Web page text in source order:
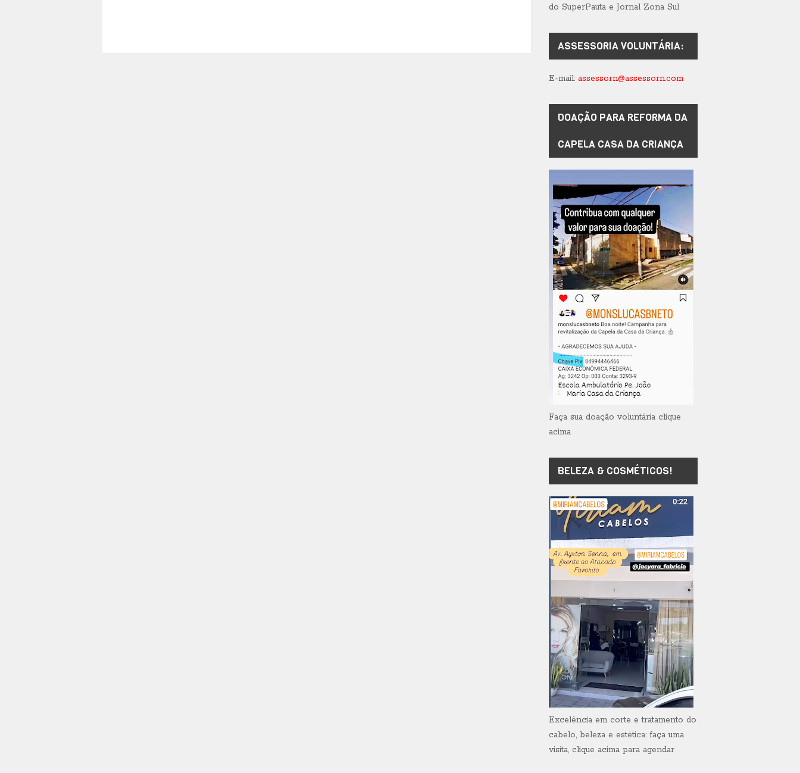
do SuperPauta e Jornal Zona Sul
ASSESSORIA VOLUNTÁRIA:
E-mail: assessorn@assessorn.com
DOAÇÃO PARA REFORMA DA
CAPELA CASA DA CRIANÇA
Faça sua doação voluntária clique
acima
BELEZA & COSMÉTICOS!
Excelência em corte e tratamento do
cabelo, beleza e estética: faça uma
visita, clique acima para agendar